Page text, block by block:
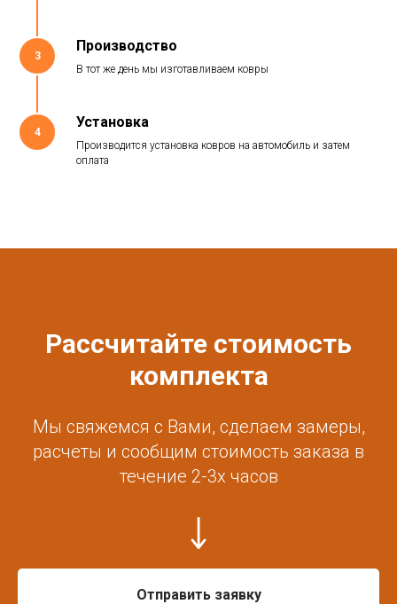
3
Производство
В тот же день мы изготавливаем ковры
4
Установка
Производится установка ковров на автомобиль и затем
оплата
Рассчитайте стоимость
комплекта
Мы свяжемся с Вами, сделаем замеры,
расчеты и сообщим стоимость заказа в
течение 2-3х часов
Отправить заявку